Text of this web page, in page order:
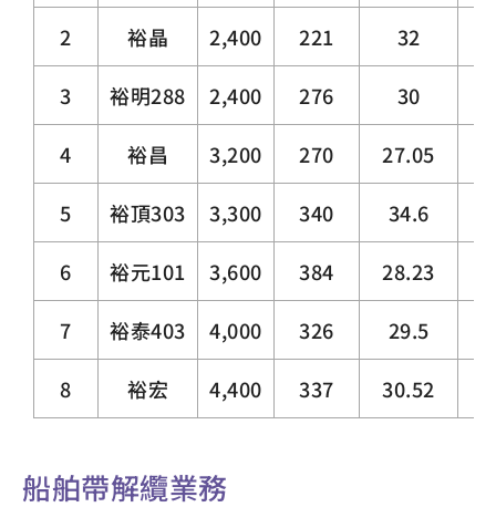
2 裕晶 2,400 221 32
3 裕明288 2,400 276 30
4 裕昌 3,200 270 27.05
5 裕頂303 3,300 340 34.6
6 裕元101 3,600 384 28.23
7 裕泰403 4,000 326 29.5
8 裕宏 4,400 337 30.52
船舶帶解纜業務